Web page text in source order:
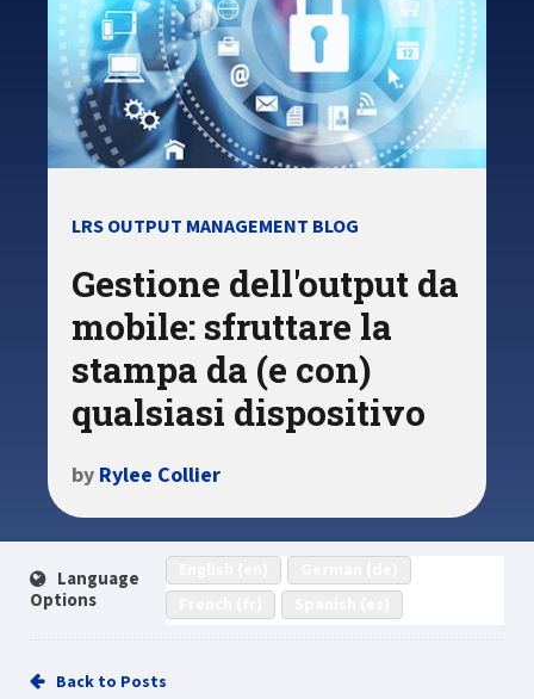
LRS OUTPUT MANAGEMENT BLOG
Gestione dell'output da
mobile: sfruttare la
stampa da (e con)
qualsiasi dispositivo
by Rylee Collier
Language
Options
Back to Posts